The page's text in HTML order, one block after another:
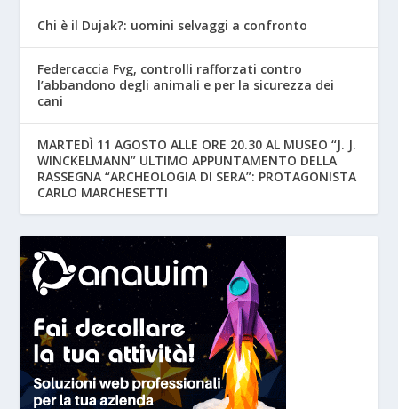
Chi è il Dujak?: uomini selvaggi a confronto
Federcaccia Fvg, controlli rafforzati contro
l’abbandono degli animali e per la sicurezza dei
cani
MARTEDÌ 11 AGOSTO ALLE ORE 20.30 AL MUSEO “J. J.
WINCKELMANN” ULTIMO APPUNTAMENTO DELLA
RASSEGNA “ARCHEOLOGIA DI SERA”: PROTAGONISTA
CARLO MARCHESETTI